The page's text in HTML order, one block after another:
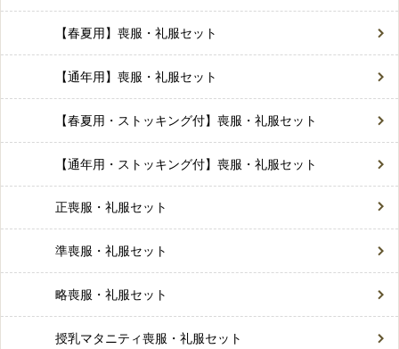
【春夏用】喪服・礼服セット
【通年用】喪服・礼服セット
【春夏用・ストッキング付】喪服・礼服セット
【通年用・ストッキング付】喪服・礼服セット
正喪服・礼服セット
準喪服・礼服セット
略喪服・礼服セット
授乳マタニティ喪服・礼服セット